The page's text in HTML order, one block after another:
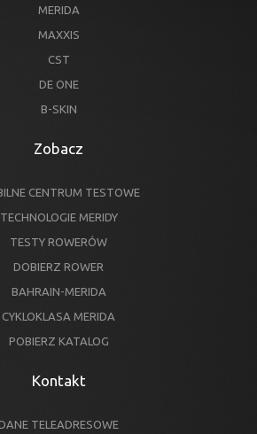
MERIDA
MAXXIS
CST
DE ONE
B-SKIN
Zobacz
CENTRUM TESTOWE
TECHNOLOGIE MERIDY
TESTY ROWERÓW
DOBIERZ ROWER
BAHRAIN-MERIDA
CYKLOKLASA MERIDA
POBIERZ KATALOG
Kontakt
TELEADRESOWE